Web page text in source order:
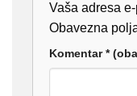
Vaša adresa
Obavezna
Komentar*